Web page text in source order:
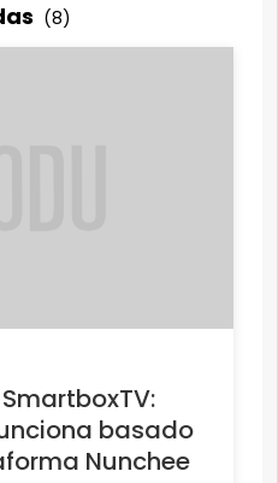
(8)
basado
Nunchee